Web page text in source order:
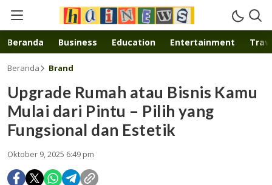
Inspirasi muda karya mandiri
Beranda Business Education Entertainment
Beranda Brand
Upgrade Rumah atau Bisnis Kamu
Mulai dari Pintu – Pilih yang
Fungsional dan Estetik
Oktober 9, 2025 6:49 pm